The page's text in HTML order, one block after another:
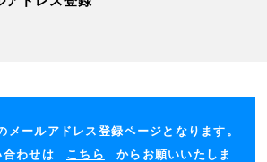
メールアドレス登録ページとなります。
わせは
こちら
からお願いいたしま